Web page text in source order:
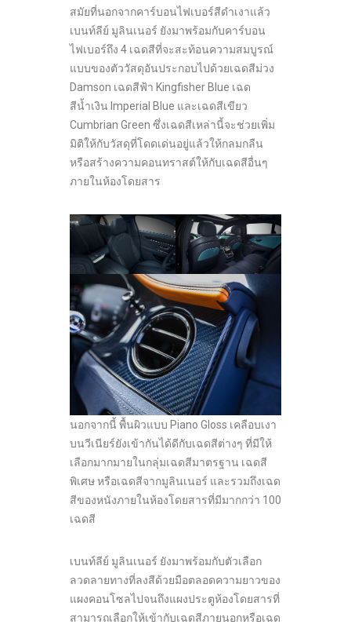
สมัยที่นอกจากคาร์บอนไฟเบอร์สีดำเงาแล้ว
เบนท์ลีย์ มูลินเนอร์ ยังมาพร้อมกับคาร์บอน
ไฟเบอร์ถึง 4 เฉดสีที่จะสะท้อนความสมบูรณ์
แบบของตัววัสดุอันประกอบไปด้วยเฉดสีม่วง
Damson เฉดสีฟ้า Kingfisher Blue เฉด
สีน้ำเงิน Imperial Blue และเฉดสีเขียว
Cumbrian Green ซึ่งเฉดสีเหล่านี้จะช่วยเพิ่ม
มิติให้กับวัสดุที่โดดเด่นอยู่แล้วให้กลมกลืน
หรือสร้างความคอนทราสต์ให้กับเฉดสีอื่นๆ
ภายในห้องโดยสาร
นอกจากนี้ พื้นผิวแบบ Piano Gloss เคลือบเงา
บนวีเนียร์ยังเข้ากันได้ดีกับเฉดสีต่างๆ ที่มีให้
เลือกมากมายในกลุ่มเฉดสีมาตรฐาน เฉดสี
พิเศษ หรือเฉดสีจากมูลินเนอร์ และรวมถึงเฉด
สีของหนังภายในห้องโดยสารที่มีมากกว่า 100
เฉดสี
เบนท์ลีย์ มูลินเนอร์ ยังมาพร้อมกับตัวเลือก
ลวดลายทางที่ลงสีด้วยมือตลอดความยาวของ
แผงคอนโซลไปจนถึงแผงประตูห้องโดยสารที่
สามารถเลือกให้เข้ากับเฉดสีภายนอกหรือเฉด